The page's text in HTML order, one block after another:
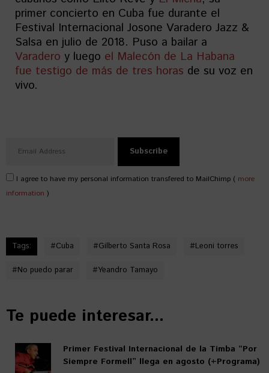
primer concierto en Cuba fue durante el
Festival Internacional Josone Varadero Jazz &
Salsa en julio de 2018. Puso a bailar a
Varadero y luego el Malecón de La Habana
fue testigo de más de tres horas de su voz en
vivo.
I agree to have my personal information transfered to MailChimp ( more
information )
Tags: #Cuba #Gilberto Santa Rosa #Leoni torres
#No puedo parar #Yeandro Tamayo
Te puede interesar...
Primer Festival Internacional de la Timba “Por
Siempre Formell” llega en agosto (+Programa)